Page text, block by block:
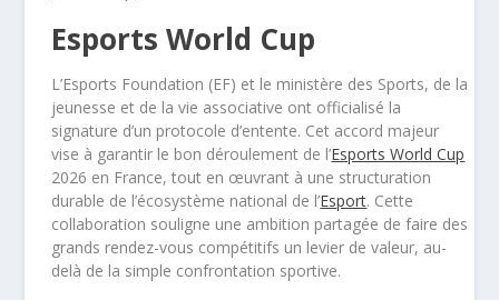
Esports World Cup
L’Esports Foundation (EF) et le ministère des Sports, de la
jeunesse et de la vie associative ont officialisé la
signature d’un protocole d’entente. Cet accord majeur
vise à garantir le bon déroulement de l’Esports World Cup
2026 en France, tout en œuvrant à une structuration
durable de l’écosystème national de l’Esport. Cette
collaboration souligne une ambition partagée de faire des
grands rendez-vous compétitifs un levier de valeur, au-
delà de la simple confrontation sportive.